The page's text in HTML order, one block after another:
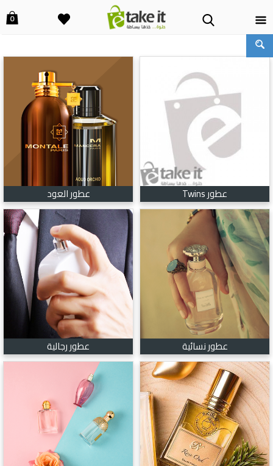
0
عطور Twins عطور العود
عطور نسائية عطور رجالية